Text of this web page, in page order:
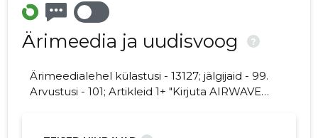
Ärimeedia ja uudisvoog ?
Ärimeedialehel külastusi - 13127; jälgijaid - 99.
Arvustusi - 101; Artikleid 1+ "Kirjuta AIRWAVE